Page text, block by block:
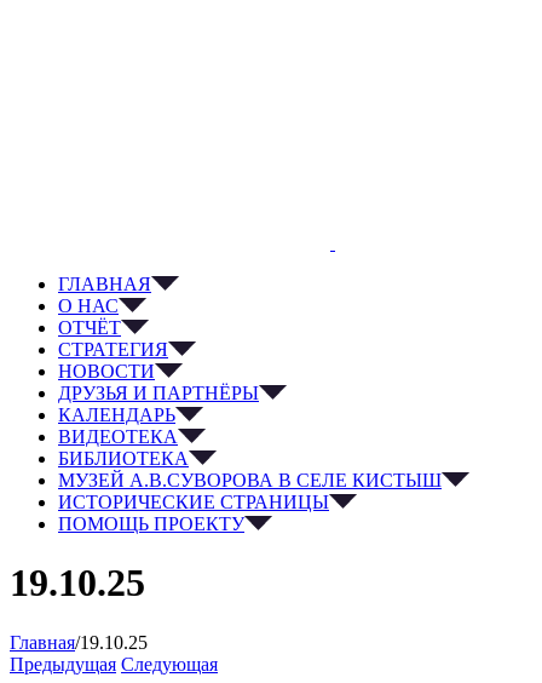
ГЛАВНАЯ
О НАС
ОТЧЁТ
СТРАТЕГИЯ
НОВОСТИ
ДРУЗЬЯ И ПАРТНЁРЫ
КАЛЕНДАРЬ
ВИДЕОТЕКА
БИБЛИОТЕКА
МУЗЕЙ А.В.СУВОРОВА В СЕЛЕ КИСТЫШ
ИСТОРИЧЕСКИЕ СТРАНИЦЫ
ПОМОЩЬ ПРОЕКТУ
19.10.25
Главная/19.10.25
Предыдущая Следующая